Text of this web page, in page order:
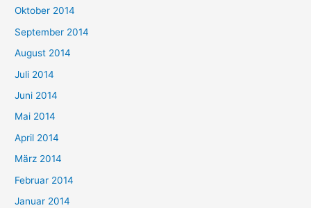
Oktober 2014
September 2014
August 2014
Juli 2014
Juni 2014
Mai 2014
April 2014
März 2014
Februar 2014
Januar 2014